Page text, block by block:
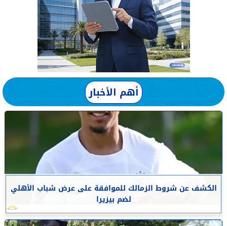
أهم الأخبار
الكشف عن شروط الزمالك للموافقة على عرض شباب الأهلي
لضم بيزيرا